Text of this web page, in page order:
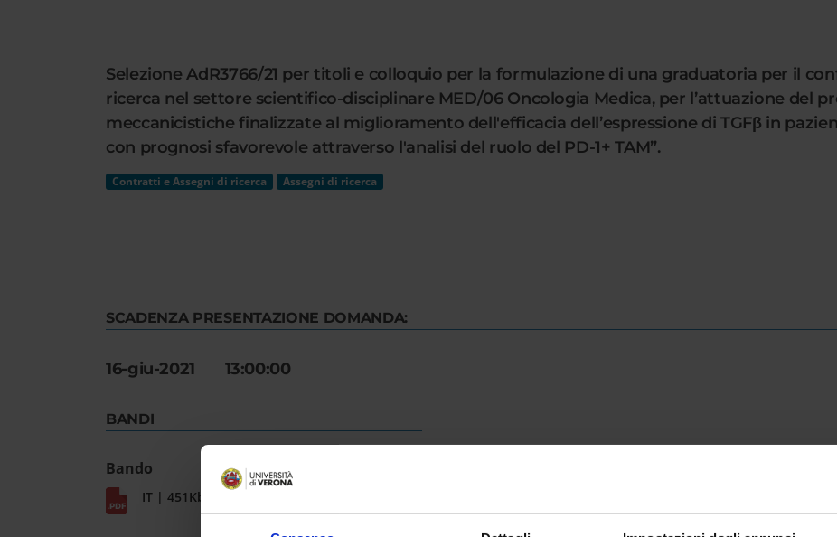
Selezione AdR3766/21 per titoli e colloquio per la formulazione di una graduatoria per il
ricerca nel settore scientifico-disciplinare MED/06 Oncologia Medica, per l’attuazione del
meccanicistiche finalizzate al miglioramento dell'efficacia dell’espressione di TGFβ in
con prognosi sfavorevole attraverso l'analisi del ruolo del PD-1+ TAM”.
Contratti e Assegni di ricerca Assegni di ricerca
SCADENZA PRESENTAZIONE DOMANDA:
16-giu-2021 13:00:00
BANDI
Bando
IT | 451Kb